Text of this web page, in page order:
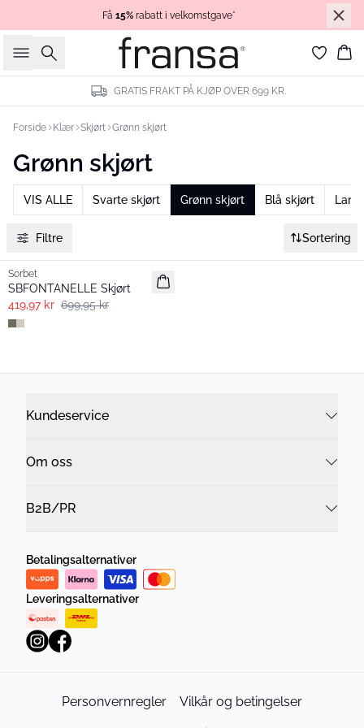
Få 15% rabatt i velkomstgave*
Søk
GRATIS FRAKT PÅ KJØP OVER 699 KR.
Forside Klær Skjørt Grønn skjørt
Grønn skjørt
VIS ALLE Svarte skjørt Grønn skjørt Blå skjørt
Filtre Sortering
- 40% | Salg
Sorbet
SBFONTANELLE Skjørt
419,97 kr 699,95 kr
Kundeservice
Om oss
B2B/PR
Betalingsalternativer
Leveringsalternativer
Personvernregler Vilkår og betingelser